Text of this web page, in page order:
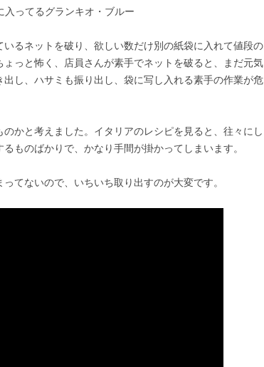
入ってるグランキオ・ブルー
るネットを破り、欲しい数だけ別の紙袋に入れて値段の
っと怖く、店員さんが素手でネットを破ると、まだ元気
し、ハサミも振り出し、袋に写し入れる素手の作業が危
かと考えました。イタリアのレシピを見ると、往々にし
ものばかりで、かなり手間が掛かってしまいます。
てないので、いちいち取り出すのが大変です。